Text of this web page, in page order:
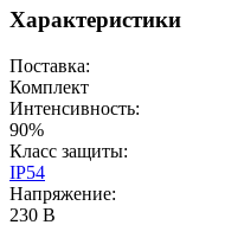
Характеристики
Поставка:
Комплект
Интенсивность:
90%
Класс защиты:
IP54
Напряжение:
230 В